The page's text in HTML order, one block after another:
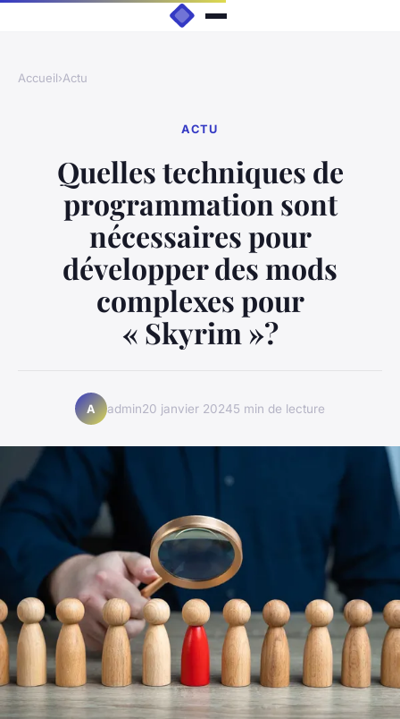
Accueil›Actu
ACTU
Quelles techniques de
programmation sont
nécessaires pour
développer des mods
complexes pour
« Skyrim »?
A admin20 janvier 20245 min de lecture